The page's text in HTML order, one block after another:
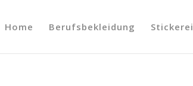
Home Berufsbekleidung Stickerei